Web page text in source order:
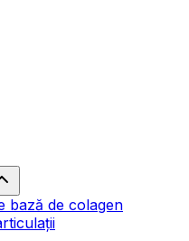
bază de colagen